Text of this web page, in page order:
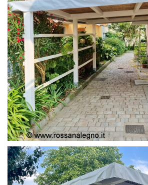
PERGOLA COPERTURA MOBILE